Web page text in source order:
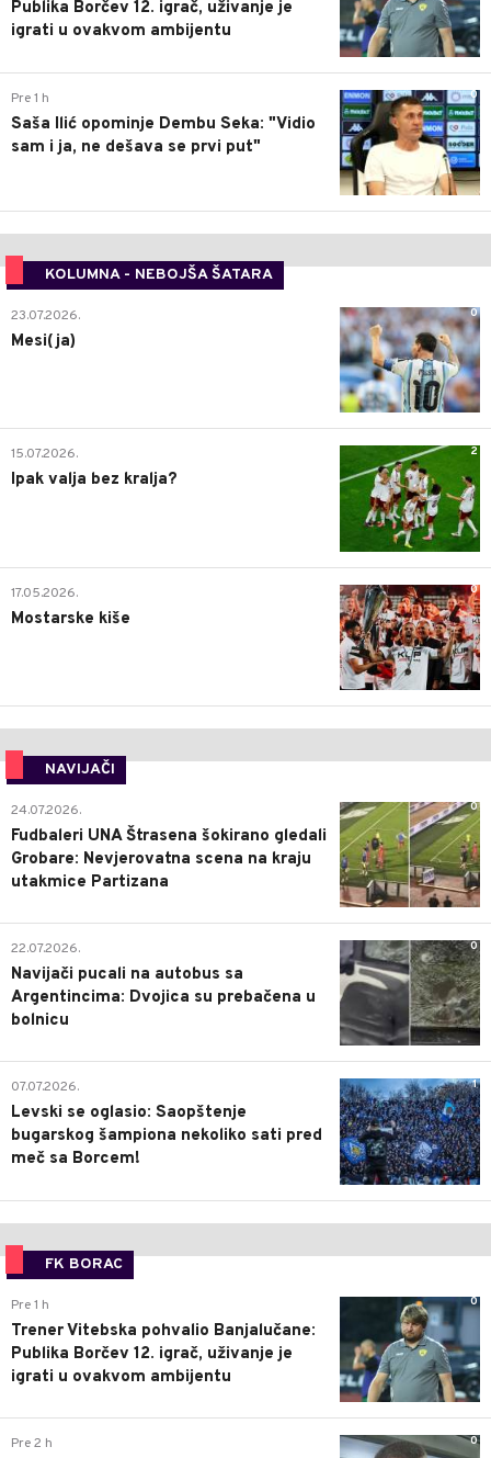
Publika Borčev 12. igrač, uživanje je
igrati u ovakvom ambijentu
0
Pre 1 h
Saša Ilić opominje Dembu Seka: "Vidio
sam i ja, ne dešava se prvi put"
KOLUMNA - NEBOJŠA ŠATARA
0
23.07.2026.
Mesi(ja)
2
15.07.2026.
Ipak valja bez kralja?
0
17.05.2026.
Mostarske kiše
NAVIJAČI
0
24.07.2026.
Fudbaleri UNA Štrasena šokirano gledali
Grobare: Nevjerovatna scena na kraju
utakmice Partizana
0
22.07.2026.
Navijači pucali na autobus sa
Argentincima: Dvojica su prebačena u
bolnicu
1
07.07.2026.
Levski se oglasio: Saopštenje
bugarskog šampiona nekoliko sati pred
meč sa Borcem!
FK BORAC
0
Pre 1 h
Trener Vitebska pohvalio Banjalučane:
Publika Borčev 12. igrač, uživanje je
igrati u ovakvom ambijentu
0
Pre 2 h